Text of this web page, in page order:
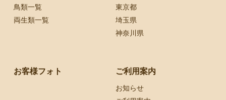
鳥類一覧
両生類一覧
東京都
埼玉県
神奈川県
お客様フォト ご利用案内
お知らせ